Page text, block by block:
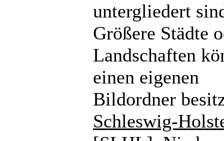
untergliedert
Größere Städte
Landschaften
einen eigenen
Bildordner
Schleswig-